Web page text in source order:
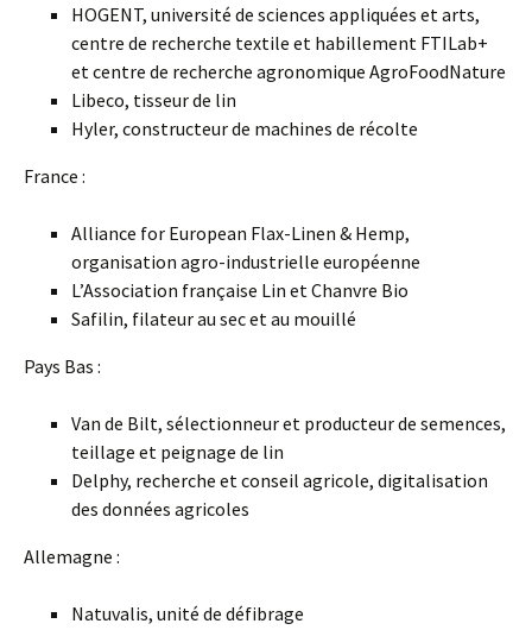
HOGENT, université de sciences appliquées et arts,
centre de recherche textile et habillement FTILab+
et centre de recherche agronomique AgroFoodNature
Libeco, tisseur de lin
Hyler, constructeur de machines de récolte
France :
Alliance for European Flax-Linen & Hemp,
organisation agro-industrielle européenne
L’Association française Lin et Chanvre Bio
Safilin, filateur au sec et au mouillé
Pays Bas :
Van de Bilt, sélectionneur et producteur de semences,
teillage et peignage de lin
Delphy, recherche et conseil agricole, digitalisation
des données agricoles
Allemagne :
Natuvalis, unité de défibrage